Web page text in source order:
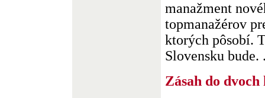
manažment
topmanažérov
ktorých pôsobí.
Slovensku bude.
Zásah do dvoch